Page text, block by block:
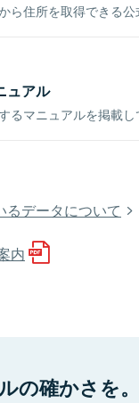
住所を取得できる公
ュアル
マニュアルを掲載し
データについて
内
の確かさを。